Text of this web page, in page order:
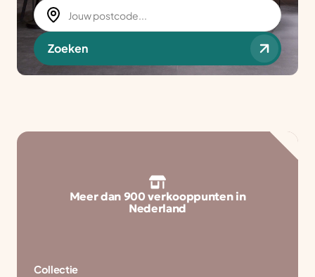
Zoeken
Meer dan 900 verkooppunten in
Nederland
Collectie